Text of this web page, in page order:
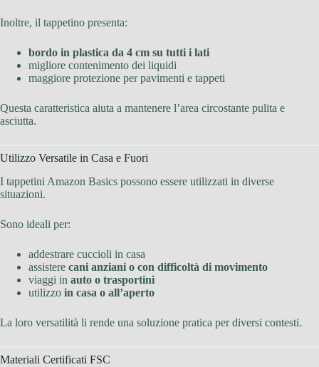
Inoltre, il tappetino presenta:
bordo in plastica da 4 cm su tutti i lati
migliore contenimento dei liquidi
maggiore protezione per pavimenti e tappeti
Questa caratteristica aiuta a mantenere l’area circostante pulita e
asciutta.
Utilizzo Versatile in Casa e Fuori
I tappetini Amazon Basics possono essere utilizzati in diverse
situazioni.
Sono ideali per:
addestrare cuccioli in casa
assistere cani anziani o con difficoltà di movimento
viaggi in auto o trasportini
utilizzo in casa o all’aperto
La loro versatilità li rende una soluzione pratica per diversi contesti.
Materiali Certificati FSC